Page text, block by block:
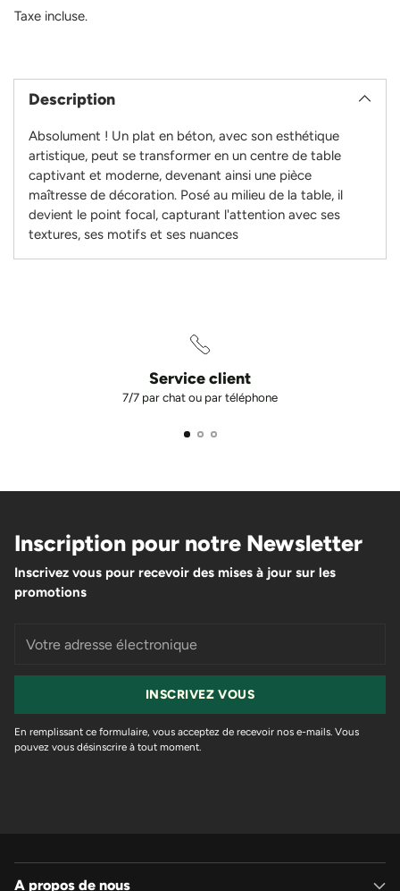
Taxe incluse.
un
produit
votre
panier
Description
Absolument ! Un plat en béton, avec son esthétique
artistique, peut se transformer en un centre de table
captivant et moderne, devenant ainsi une pièce
maîtresse de décoration. Posé au milieu de la table, il
devient le point focal, capturant l'attention avec ses
textures, ses motifs et ses nuances
Service client
7/7 par chat ou par téléphone
Inscription pour notre Newsletter
Inscrivez vous pour recevoir des mises à jour sur les
promotions
adresse
électronique
INSCRIVEZ VOUS
En remplissant ce formulaire, vous acceptez de recevoir nos e-mails. Vous
pouvez vous désinscrire à tout moment.
A propos de nous